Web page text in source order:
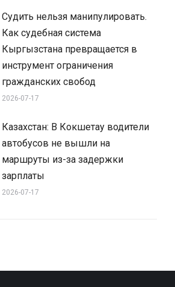
Судить нельзя манипулировать.
Как судебная система
Кыргызстана превращается в
инструмент ограничения
гражданских свобод
2026-07-17
Казахстан: В Кокшетау водители
автобусов не вышли на
маршруты из-за задержки
зарплаты
2026-07-17